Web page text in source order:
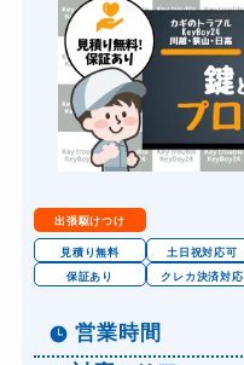
ロッカーカギ開け
ドアノブカギ開け
ドアノブカギ交換
出張駆けつけ
見積り無料 土日祝対応可
保証あり
クレカ決済対応
営業時間